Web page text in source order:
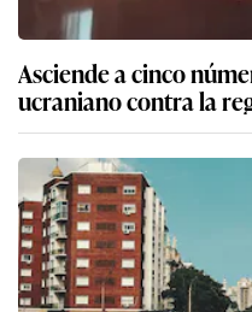
Asciende a cinco
ucraniano contra la